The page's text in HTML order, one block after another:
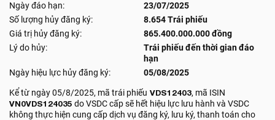
Ngày đáo hạn:
23/07/2025
Số lượng hủy đăng ký:
8.654 Trái phiếu
Giá trị hủy đăng ký:
865.400.000.000 đồng
Lý do hủy:
Trái phiếu đến thời gian đáo
hạn
Ngày hiệu lực hủy đăng ký:
05/08/2025
Kể từ ngày 05/8/2025, mã trái phiếu VDS12403, mã ISIN
VN0VDS124035 do VSDC cấp sẽ hết hiệu lực lưu hành và VSDC
không thực hiện cung cấp dịch vụ đăng ký, lưu ký, thanh toán cho